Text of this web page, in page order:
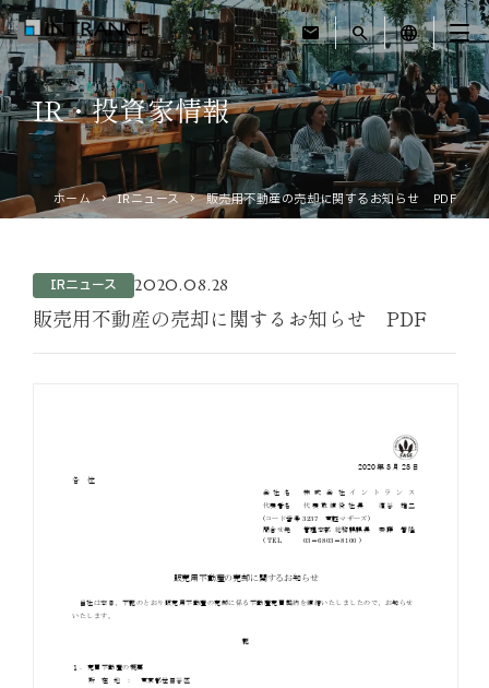
mail search language
トップ
企業情報
運営ホテル
IR・投資家情報
ホーム IRニュース 販売用不動産の売却に関するお知らせ PDF
IRニュース 2020.08.28
販売用不動産の売却に関するお知らせ PDF